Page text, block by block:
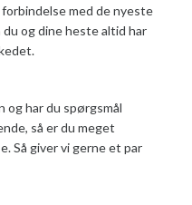
med de nyeste
og dine heste altid har
og har du spørgsmål
så er du meget
Så giver vi gerne et par